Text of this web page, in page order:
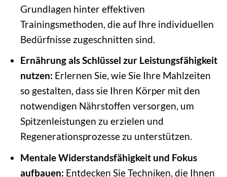
Grundlagen hinter effektiven
Trainingsmethoden, die auf Ihre individuellen
Bedürfnisse zugeschnitten sind.
Ernährung als Schlüssel zur Leistungsfähigkeit
nutzen: Erlernen Sie, wie Sie Ihre Mahlzeiten
so gestalten, dass sie Ihren Körper mit den
notwendigen Nährstoffen versorgen, um
Spitzenleistungen zu erzielen und
Regenerationsprozesse zu unterstützen.
Mentale Widerstandsfähigkeit und Fokus
aufbauen: Entdecken Sie Techniken, die Ihnen